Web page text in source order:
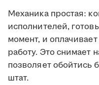
Механика простая:
исполнителей,
момент, и
работу. Это снимает
позволяет обойтись
штат.